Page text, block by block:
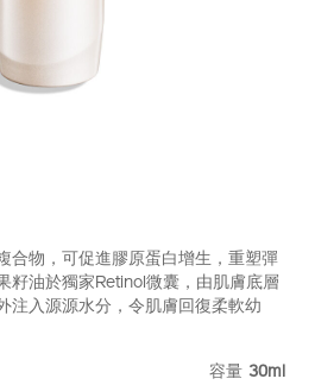
合物，可促進膠原蛋白增生，重塑彈
籽油於獨家Retinol微囊，由肌膚底層
注入源源水分，令肌膚回復柔軟幼
容量 30ml